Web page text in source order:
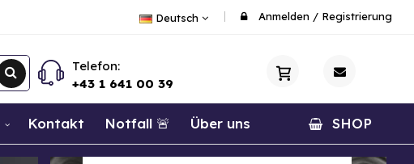
Deutsch Anmelden / Registrierung
Telefon:
+43 1 641 00 39
Kontakt Notfall 🚨 Über uns SHOP